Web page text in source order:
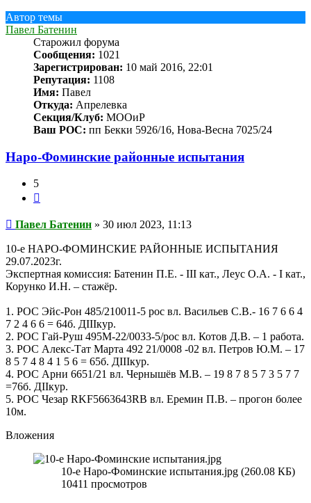
Автор темы
Павел Батенин
Старожил форума
Сообщения: 1021
Зарегистрирован: 10 май 2016, 22:01
Репутация: 1108
Имя: Павел
Откуда: Апрелевка
Секция/Клуб: МООиР
Ваш РОС: пп Бекки 5926/16, Нова-Весна 7025/24
Наро-Фоминские районные испытания
5
Сообщение
Павел Батенин » 30 июл 2023, 11:13
10-е НАРО-ФОМИНСКИЕ РАЙОННЫЕ ИСПЫТАНИЯ
29.07.2023г.
Экспертная комиссия: Батенин П.Е. - III кат., Леус О.А. - I кат.,
Корунко И.Н. – стажёр.
1. РОС Эйс-Рон 485/210011-5 рос вл. Васильев С.В.- 16 7 6 6 4
7 2 4 6 6 = 64б. ДIIIкур.
2. РОС Гай-Руш 495М-22/0033-5/рос вл. Котов Д.В. – 1 работа.
3. РОС Алекс-Тат Марта 492 21/0008 -02 вл. Петров Ю.М. – 17
8 5 7 4 8 4 1 5 6 = 65б. ДIIIкур.
4. РОС Арни 6651/21 вл. Чернышёв М.В. – 19 8 7 8 5 7 3 5 7 7
=76б. ДIIкур.
5. РОС Чезар RKF5663643RB вл. Еремин П.В. – прогон более
10м.
Вложения
10-е Наро-Фоминские испытания.jpg (260.08 КБ)
10411 просмотров